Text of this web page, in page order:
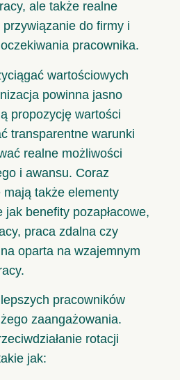
ale także realne
przywiązanie do firmy i
pracownika.
wartościowych
powinna jasno
propozycję wartości
transparentne warunki
realne możliwości
i awansu. Coraz
także elementy
jak benefity pozapłacowe,
praca zdalna czy
oparta na wzajemnym
pracowników
zaangażowania.
rotacji
jak: